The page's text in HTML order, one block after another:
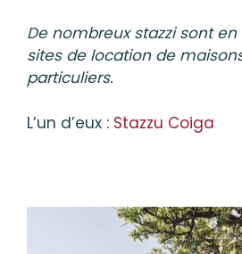
De nombreux stazzi sont
sites de location de
particuliers.
L’un d’eux : Stazzu Coiga